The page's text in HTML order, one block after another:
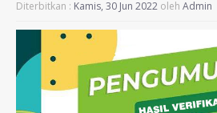
Diterbitkan : Kamis, 30 Jun 2022 oleh Admin